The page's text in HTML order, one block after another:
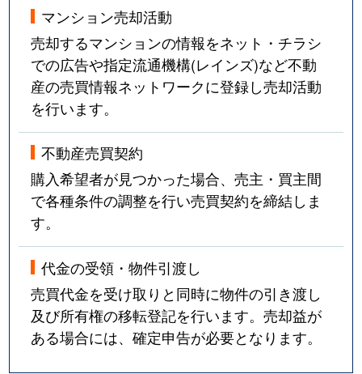
マンション売却活動
売却するマンションの情報をネット・チラシ
での広告や指定流通機構(レインズ)など不動
産の売買情報ネットワークに登録し売却活動
を行います。
不動産売買契約
購入希望者が見つかった場合、売主・買主間
で各種条件の調整を行い売買契約を締結しま
す。
代金の受領・物件引渡し
売買代金を受け取りと同時に物件の引き渡し
及び所有権の移転登記を行います。売却益が
ある場合には、確定申告が必要となります。